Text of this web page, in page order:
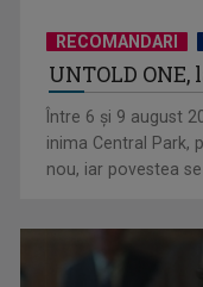
„Cerul” trupei
concursul „Cerbul ...
RECOMANDARI
UNTOLD ONE,
Între 6 și 9 august
inima Central Park,
nou, iar povestea